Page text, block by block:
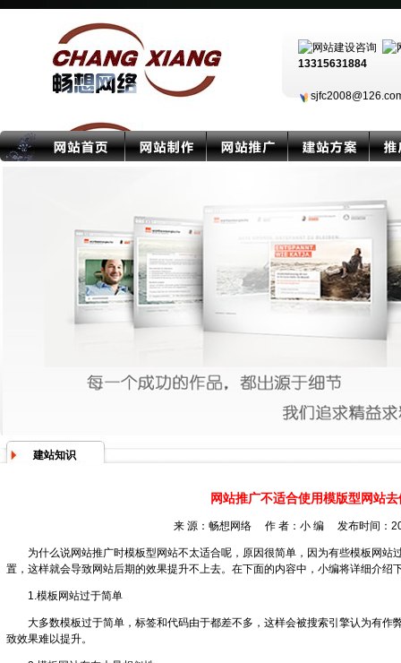
13315631884
建站知识
网站推广不适合使用模版型网站去
来 源：畅想网络 作 者：小 编 发布时间：
为什么说网站推广时模板型网站不太适合呢，原因很简单，因为有些模板网站
置，这样就会导致网站后期的效果提升不上去。在下面的内容中，小编将详细介绍
1.模板网站过于简单
大多数模板过于简单，标签和代码由于都差不多，这样会被搜索引擎认为有作
致效果难以提升。